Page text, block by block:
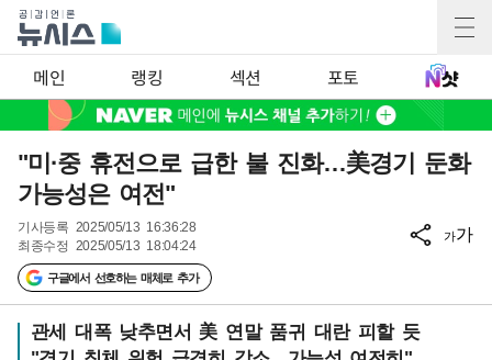
메인 랭킹 섹션 포토
"미·중 휴전으로 급한 불 진화…美경기 둔화
가능성은 여전"
기사등록 2025/05/13 16:36:28
최종수정 2025/05/13 18:04:24
구글에서 선호하는 매체로 추가
가가
관세 대폭 낮추면서 美 연말 품귀 대란 피할 듯